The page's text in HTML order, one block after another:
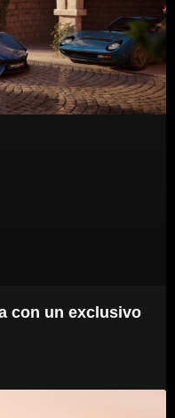
con un exclusivo